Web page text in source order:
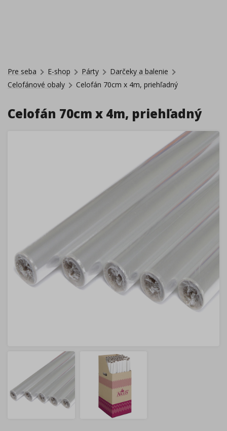
Pre seba E-shop Párty
Darčeky a balenie
Celofánové obaly
Celofán 70cm x 4m, priehľadný
Celofán 70cm x 4m, priehľadný